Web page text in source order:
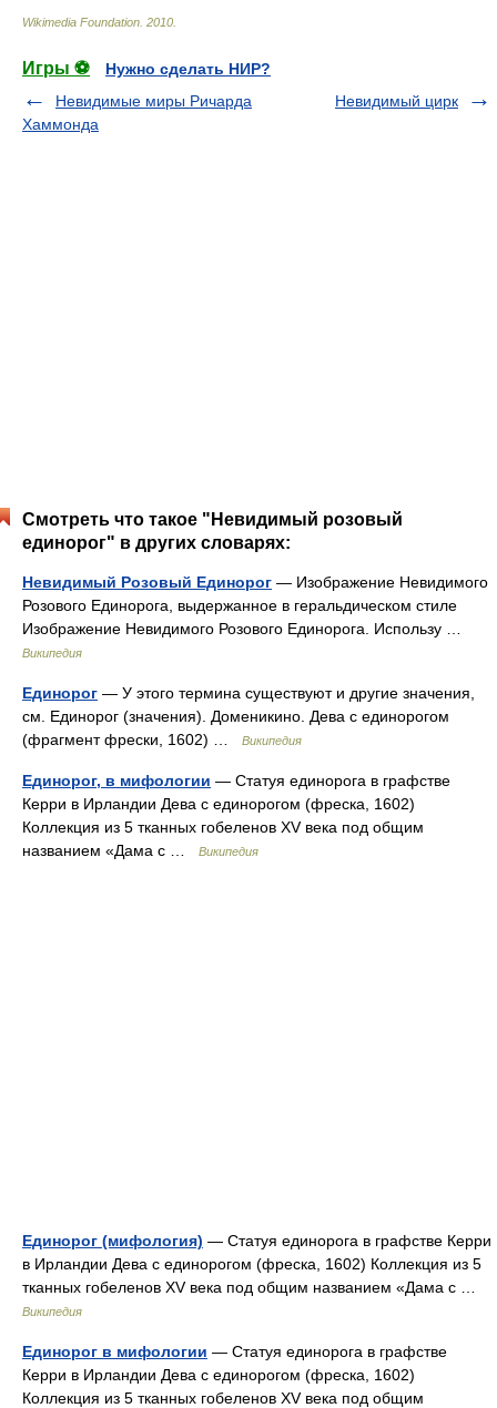
Wikimedia Foundation 2010
Игры ⚽
Нужно сделать НИР?
Невидимые миры Ричарда
Хаммонда
Невидимый цирк
Смотреть что такое "Невидимый розовый
единорог" в других словарях:
Невидимый Розовый Единорог — Изображение Невидимого
Розового Единорога, выдержанное в геральдическом стиле
Изображение Невидимого Розового Единорога. Использу …
Википедия
Единорог — У этого термина существуют и другие значения,
см. Единорог (значения). Доменикино. Дева с единорогом
(фрагмент фрески, 1602) …
Википедия
Единорог, в мифологии — Статуя единорога в графстве
Керри в Ирландии Дева с единорогом (фреска, 1602)
Коллекция из 5 тканных гобеленов XV века под общим
названием «Дама с …
Википедия
Единорог (мифология) — Статуя единорога в графстве Керри
в Ирландии Дева с единорогом (фреска, 1602) Коллекция из 5
тканных гобеленов XV века под общим названием «Дама с …
Википедия
Единорог в мифологии — Статуя единорога в графстве
Керри в Ирландии Дева с единорогом (фреска, 1602)
Коллекция из 5 тканных гобеленов XV века под общим